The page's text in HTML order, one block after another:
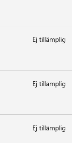
Ej tillämplig
Ej tillämplig
Ej tillämplig